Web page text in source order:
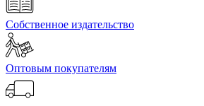
Собственное издательство
Оптовым покупателям